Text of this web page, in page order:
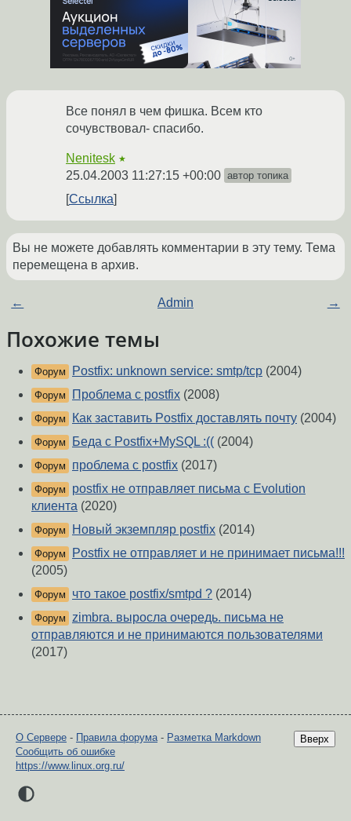
Все понял в чем фишка. Всем кто
сочувствовал- спасибо.
Nenitesk ★
25.04.2003 11:27:15 +00:00 автор топика
Ссылка
Вы не можете добавлять комментарии в эту тему. Тема
перемещена в архив.
← Admin →
Похожие темы
Форум Postfix: unknown service: smtp/tcp (2004)
Форум Проблема с postfix (2008)
Форум Как заставить Postfix доставлять почту (2004)
Форум Беда с Postfix+MySQL :(( (2004)
Форум проблема с postfix (2017)
Форум
postfix не отправляет письма с Evolution
клиента (2020)
Форум Новый экземпляр postfix (2014)
Форум
Postfix не отправляет и не принимает письма!!!
(2005)
Форум что такое postfix/smtpd ? (2014)
Форум
zimbra. выросла очередь. письма не
отправляются и не принимаются пользователями
(2017)
Вверх
О Сервере - Правила форума- Разметка Markdown
Сообщить об ошибке
https://www.linux.org.ru/